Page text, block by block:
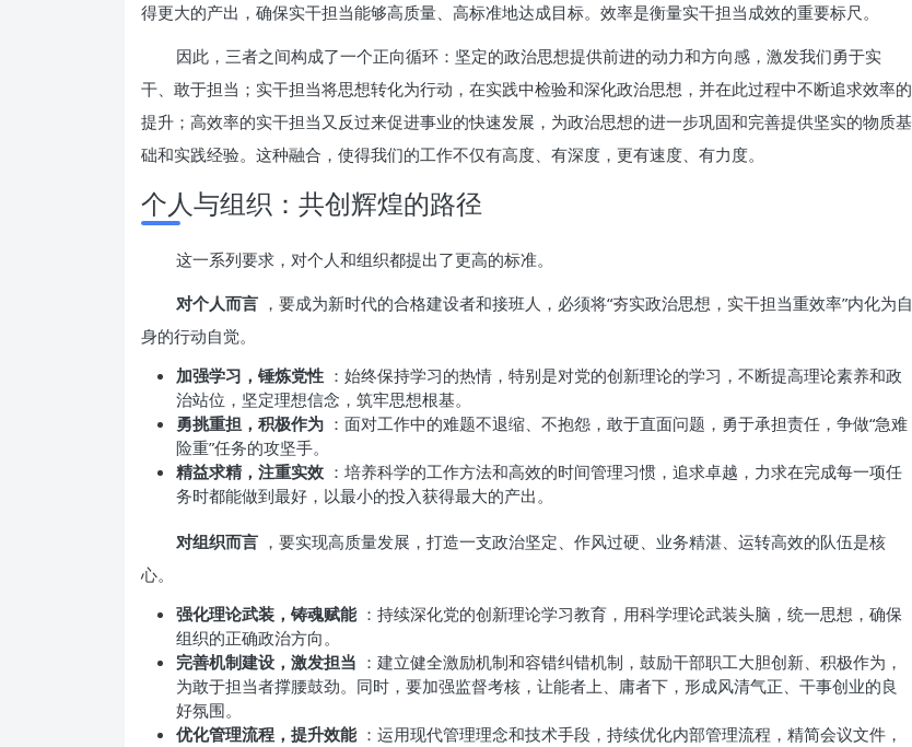
得更大的产出，确保实干担当能够高质量、高标准地达成目标。效率是衡量实干担当成效的重要标尺。
因此，三者之间构成了一个正向循环：坚定的政治思想提供前进的动力和方向感，激发我们勇于实
干、敢于担当；实干担当将思想转化为行动，在实践中检验和深化政治思想，并在此过程中不断追求效率的
提升；高效率的实干担当又反过来促进事业的快速发展，为政治思想的进一步巩固和完善提供坚实的物质基
础和实践经验。这种融合，使得我们的工作不仅有高度、有深度，更有速度、有力度。
个人与组织：共创辉煌的路径
这一系列要求，对个人和组织都提出了更高的标准。
对个人而言 ，要成为新时代的合格建设者和接班人，必须将“夯实政治思想，实干担当重效率”内化为自
身的行动自觉。
加强学习，锤炼党性 ：始终保持学习的热情，特别是对党的创新理论的学习，不断提高理论素养和政
治站位，坚定理想信念，筑牢思想根基。
勇挑重担，积极作为 ：面对工作中的难题不退缩、不抱怨，敢于直面问题，勇于承担责任，争做“急难
险重”任务的攻坚手。
精益求精，注重实效 ：培养科学的工作方法和高效的时间管理习惯，追求卓越，力求在完成每一项任
务时都能做到最好，以最小的投入获得最大的产出。
对组织而言 ，要实现高质量发展，打造一支政治坚定、作风过硬、业务精湛、运转高效的队伍是核
心。
强化理论武装，铸魂赋能 ：持续深化党的创新理论学习教育，用科学理论武装头脑，统一思想，确保
组织的正确政治方向。
完善机制建设，激发担当 ：建立健全激励机制和容错纠错机制，鼓励干部职工大胆创新、积极作为，
为敢于担当者撑腰鼓劲。同时，要加强监督考核，让能者上、庸者下，形成风清气正、干事创业的良
好氛围。
优化管理流程，提升效能 ：运用现代管理理念和技术手段，持续优化内部管理流程，精简会议文件，